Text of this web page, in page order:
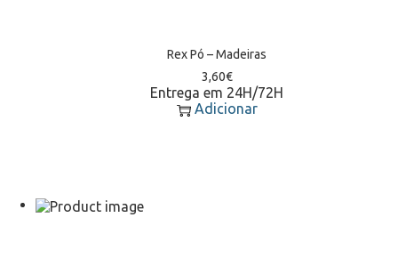
Rex Pó – Madeiras
3,60€
Entrega em 24H/72H
Adicionar